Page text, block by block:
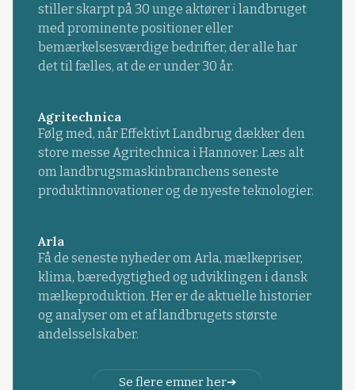
stiller skarpt på 30 unge aktører i landbruget
med prominente positioner eller
bemærkelsesværdige bedrifter, der alle har
det til fælles, at de er under 30 år.
Agritechnica
Følg med, når Effektivt Landbrug dækker den
store messe Agritechnica i Hannover. Læs alt
om landbrugsmaskinbranchens seneste
produktinnovationer og de nyeste teknologier.
Arla
Få de seneste nyheder om Arla, mælkepriser,
klima, bæredygtighed og udviklingen i dansk
mælkeproduktion. Her er de aktuelle historier
og analyser om et af landbrugets største
andelsselskaber.
Se flere emner her